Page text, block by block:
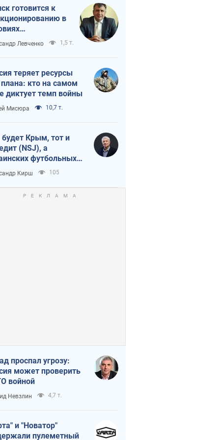
готовится к
в
кризиса
Левченко 1,5 т.
теряет ресурсы
кто на самом
диктует темп войны
Мисюра 10,7 т.
будет Крым, тот и
(NSJ), а
футбольных
могут
убийцами
Кирш 105
проспал угрозу:
может проверить
войной
Невзлин 4,7 т.
и "Новатор"
пулеметный